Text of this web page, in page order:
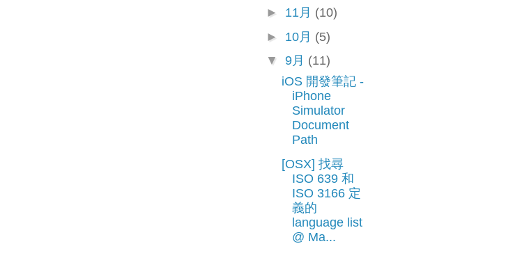
► 11月 (10)
► 10月 (5)
▼ 9月 (11)
iOS 開發筆記 -
iPhone
Simulator
Document
Path
[OSX] 找尋
ISO 639 和
ISO 3166 定
義的
language list
@ Ma...